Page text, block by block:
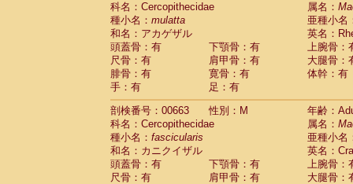
科名：Cercopithecidae
属名：
種小名： mulatta
亜種小名
和名：アカゲザル
英名：
頭蓋骨：有
下顎骨：有
上腕骨：
尺骨：有
肩甲骨：有
大腿骨：
腓骨：有
寛骨：有
体幹：有
手：有
足：有
剖検番号：00663
性別：M
年齢：
科名：Cercopithecidae
属名：
種小名： fascicularis
亜種小名
和名：カニクイザル
英名：
頭蓋骨：有
下顎骨：有
上腕骨：
尺骨：有
肩甲骨：有
大腿骨：